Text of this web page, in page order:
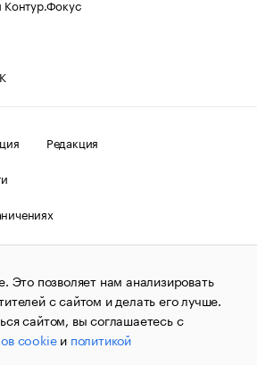
Контур.Фокус
Редакция
О соблюдении авторских прав
1995–2026.Сообщения
агентства «РБК»
службой по надзору в сфере
технологий и массовых
09.12.2015 за номером ИА
пометкой «РБК». Отдельные
Это позволяет нам анализировать
с сайтом и делать его лучше.
сайтом, вы соглашаетесь с
cookieи политикой